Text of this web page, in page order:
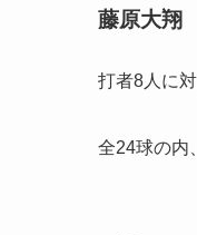
藤原大翔
打者8人に
全24球の内、